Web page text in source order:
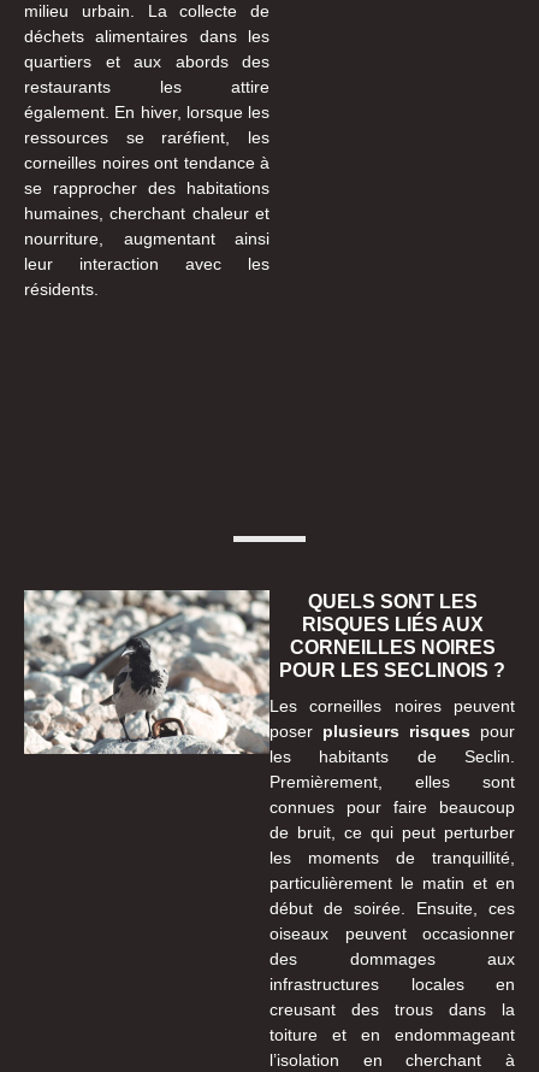
milieu urbain. La collecte de
déchets alimentaires dans les
quartiers et aux abords des
restaurants les attire
également. En hiver, lorsque les
ressources se raréfient, les
corneilles noires ont tendance à
se rapprocher des habitations
humaines, cherchant chaleur et
nourriture, augmentant ainsi
leur interaction avec les
résidents.
QUELS SONT LES
RISQUES LIÉS AUX
CORNEILLES NOIRES
POUR LES SECLINOIS ?
Les corneilles noires peuvent
poser plusieurs risques pour
les habitants de Seclin.
Premièrement, elles sont
connues pour faire beaucoup
de bruit, ce qui peut perturber
les moments de tranquillité,
particulièrement le matin et en
début de soirée. Ensuite, ces
oiseaux peuvent occasionner
des dommages aux
infrastructures locales en
creusant des trous dans la
toiture et en endommageant
l’isolation en cherchant à